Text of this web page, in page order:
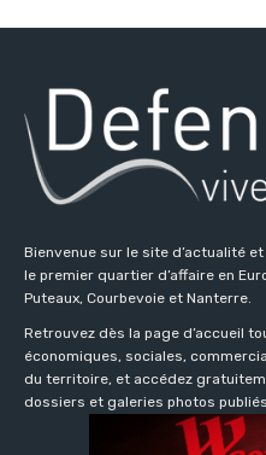
Bienvenue sur le site d’actualité
le premier quartier d’affaire en
Puteaux, Courbevoie et Nanterre.
Retrouvez dès la page d’accueil
économiques, sociales,
du territoire, et accédez
dossiers et galeries photos